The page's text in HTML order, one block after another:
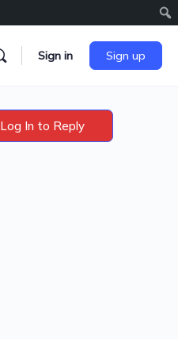
Sign in Sign up
Log In to Reply